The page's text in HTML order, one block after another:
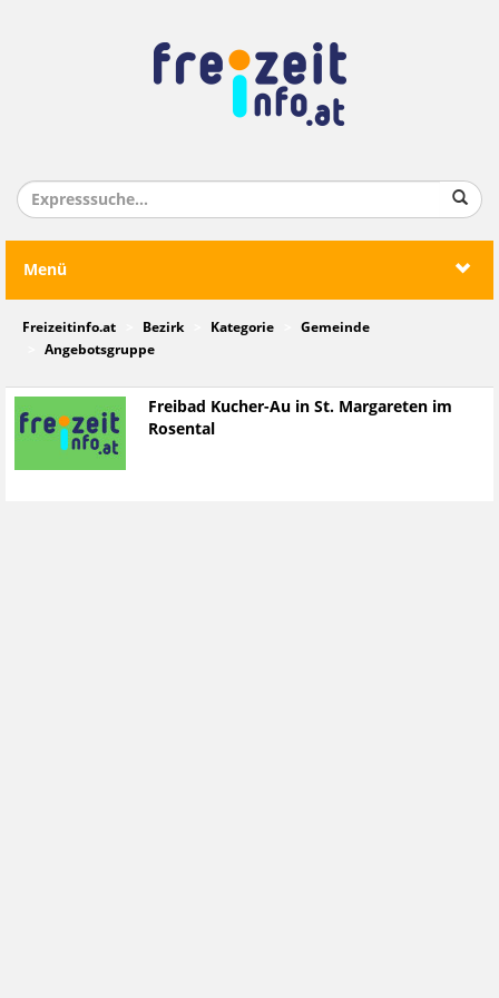
Menü
Freizeitinfo.at Bezirk Kategorie
Gemeinde
Angebotsgruppe
Freibad Kucher-Au in St. Margareten im
Rosental